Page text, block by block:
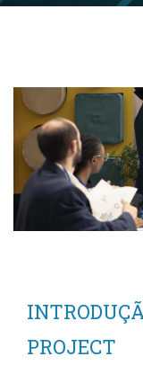
PROJECT